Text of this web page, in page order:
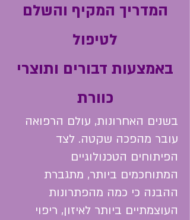
המדריך המקיף והשלם
לטיפול
באמצעות דבורים ותוצרי
כוורת
בשנים האחרונות, עולם הרפואה
עובר מהפכה שקטה. לצד
הפיתוחים הטכנולוגיים
המתוחכמים ביותר, מתגברת
ההבנה כי כמה מהפתרונות
העוצמתיים ביותר לאיזון, ריפוי